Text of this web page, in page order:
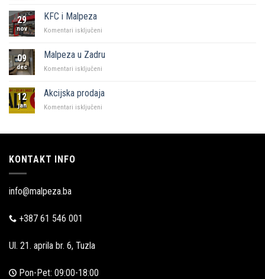
29
nov
KFC i Malpeza
Komentari isključeni
Malpeza
09
dec
Malpeza u Zadru
Komentari isključeni
Zadru
12
jan
Akcijska prodaja
Komentari isključeni
KONTAKT INFO
info@malpeza.ba
+387 61 546 001
Ul. 21. aprila br. 6, Tuzla
Pon-Pet: 09:00-18:00